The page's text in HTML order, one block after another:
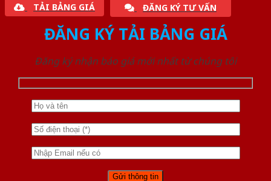
TẢI BẢNG GIÁ ĐĂNG KÝ TƯ VẤN
ĐĂNG KÝ TẢI BẢNG GIÁ
Đăng ký nhận báo giá mới nhất từ chúng tôi